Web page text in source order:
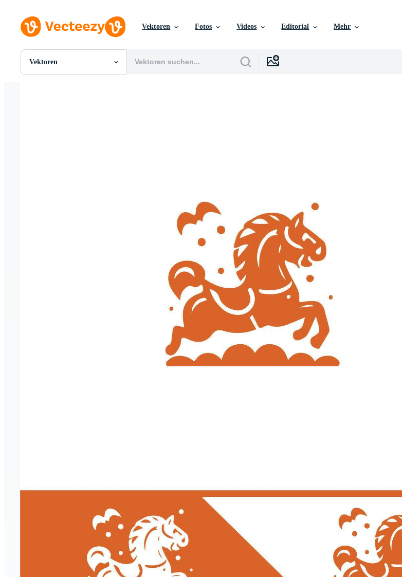
Vektoren Fotos Videos Editorial Mehr
Vektoren
Alle Bilder